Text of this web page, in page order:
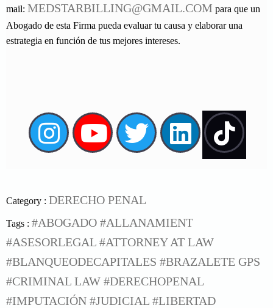
mail: MEDSTARBILLING@GMAIL.COM para que un
Abogado de esta Firma pueda evaluar tu causa y elaborar una
estrategia en función de tus mejores intereses.
Category : DERECHO PENAL
Tags : #ABOGADO #ALLANAMIENT
#ASESORLEGAL #ATTORNEY AT LAW
#BLANQUEODECAPITALES #BRAZALETE GPS
#CRIMINAL LAW #DERECHOPENAL
#IMPUTACIÓN #JUDICIAL #LIBERTAD